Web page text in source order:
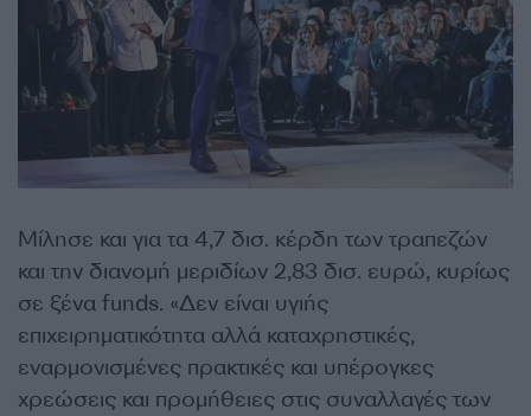
Μίλησε και για τα 4,7 δισ. κέρδη των τραπεζών
και την διανομή μεριδίων 2,83 δισ. ευρώ, κυρίως
σε ξένα funds. «Δεν είναι υγιής
επιχειρηματικότητα αλλά καταχρηστικές,
εναρμονισμένες πρακτικές και υπέρογκες
χρεώσεις και προμήθειες στις συναλλαγές των